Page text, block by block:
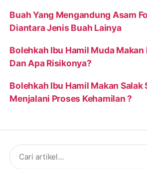
Buah Yang Mengandung Asam
Diantara Jenis Buah Lainya
Bolehkah Ibu Hamil Muda Makan
Dan Apa Risikonya?
Bolehkah Ibu Hamil Makan Salak
Menjalani Proses Kehamilan ?
Search
for: